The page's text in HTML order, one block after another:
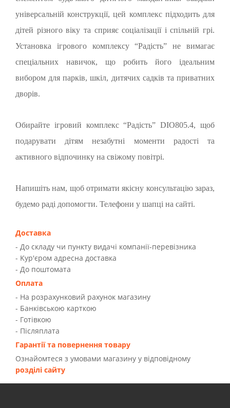
універсальній конструкції, цей комплекс підходить для
дітей різного віку та сприяє соціалізації і спільній грі.
Установка ігрового комплексу “Радість” не вимагає
спеціальних навичок, що робить його ідеальним
вибором для парків, шкіл, дитячих садків та приватних
дворів.
Обирайте ігровий комплекс “Радість” DIO805.4, щоб
подарувати дітям незабутні моменти радості та
активного відпочинку на свіжому повітрі.
Напишіть нам, щоб отримати якісну консультацію зараз,
будемо раді допомогти. Телефони у шапці на сайті.
Доставка
- До складу чи пункту видачі компанії-перевізника
- Kур'єром адресна доставка
- До поштомата
Оплата
- На розрахунковий рахунок магазину
- Банківською карткою
- Готівкою
- Післяплата
Гарантії та повернення товару
Ознайомтеся з умовами магазину у відповідному
розділі сайту